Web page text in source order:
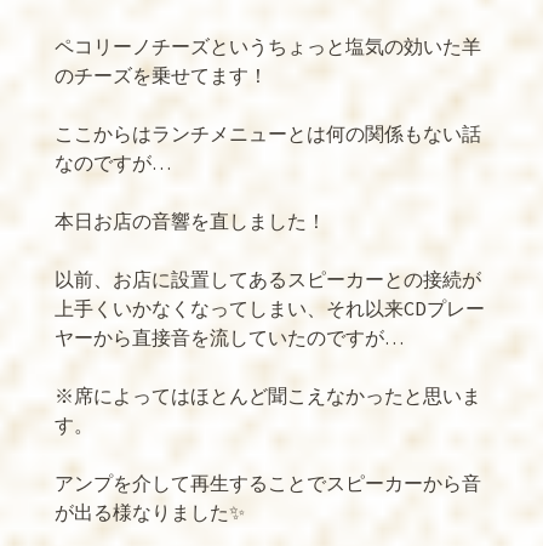
ペコリーノチーズというちょっと塩気の効いた羊
のチーズを乗せてます！
ここからはランチメニューとは何の関係もない話
なのですが…
本日お店の音響を直しました！
以前、お店に設置してあるスピーカーとの接続が
上手くいかなくなってしまい、それ以来CDプレー
ヤーから直接音を流していたのですが…
※席によってはほとんど聞こえなかったと思いま
す。
アンプを介して再生することでスピーカーから音
が出る様なりました✨